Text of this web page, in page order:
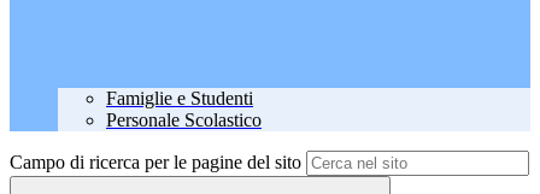
Famiglie e Studenti
Personale Scolastico
Campo di ricerca per le pagine del sito